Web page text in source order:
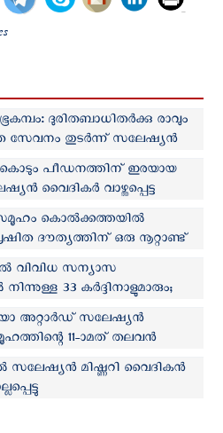
ദുരിതബാധിതർക്കു രാവും
സേവനം തുടര്‍ന്ന് സലേഷ്യൻ
പീഡനത്തിന് ഇരയായ
വൈദികര്‍ വാഴ്ത്തപ്പെട്ട
കൊൽക്കത്തയില്‍
ദൗത്യത്തിന് ഒരു നൂറ്റാണ്ട്
വിവിധ സന്യാസ
33 കര്‍ദ്ദിനാളുമാരും;
സലേഷ്യന്‍ സമൂഹത്തില്‍
അറ്റാർഡ് സലേഷ്യൻ
11-ാമത് തലവന്‍
മിഷ്ണറി വൈദികന്‍